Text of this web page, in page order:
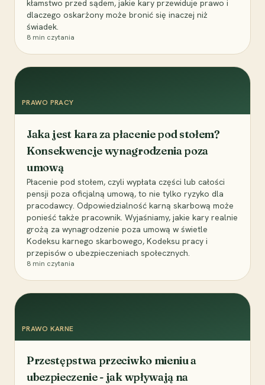
kłamstwo przed sądem, jakie kary przewiduje prawo i
dlaczego oskarżony może bronić się inaczej niż
świadek.
8 min czytania
PRAWO PRACY
Jaka jest kara za płacenie pod stołem?
Konsekwencje wynagrodzenia poza
umową
Płacenie pod stołem, czyli wypłata części lub całości
pensji poza oficjalną umową, to nie tylko ryzyko dla
pracodawcy. Odpowiedzialność karną skarbową może
ponieść także pracownik. Wyjaśniamy, jakie kary realnie
grożą za wynagrodzenie poza umową w świetle
Kodeksu karnego skarbowego, Kodeksu pracy i
przepisów o ubezpieczeniach społecznych.
8 min czytania
PRAWO KARNE
Przestępstwa przeciwko mieniu a
ubezpieczenie - jak wpływają na